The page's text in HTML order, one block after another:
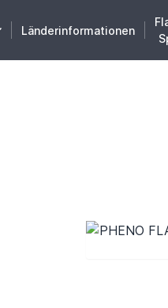
Länderinformationen